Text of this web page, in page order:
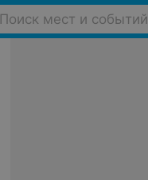
Поиск мест и событий